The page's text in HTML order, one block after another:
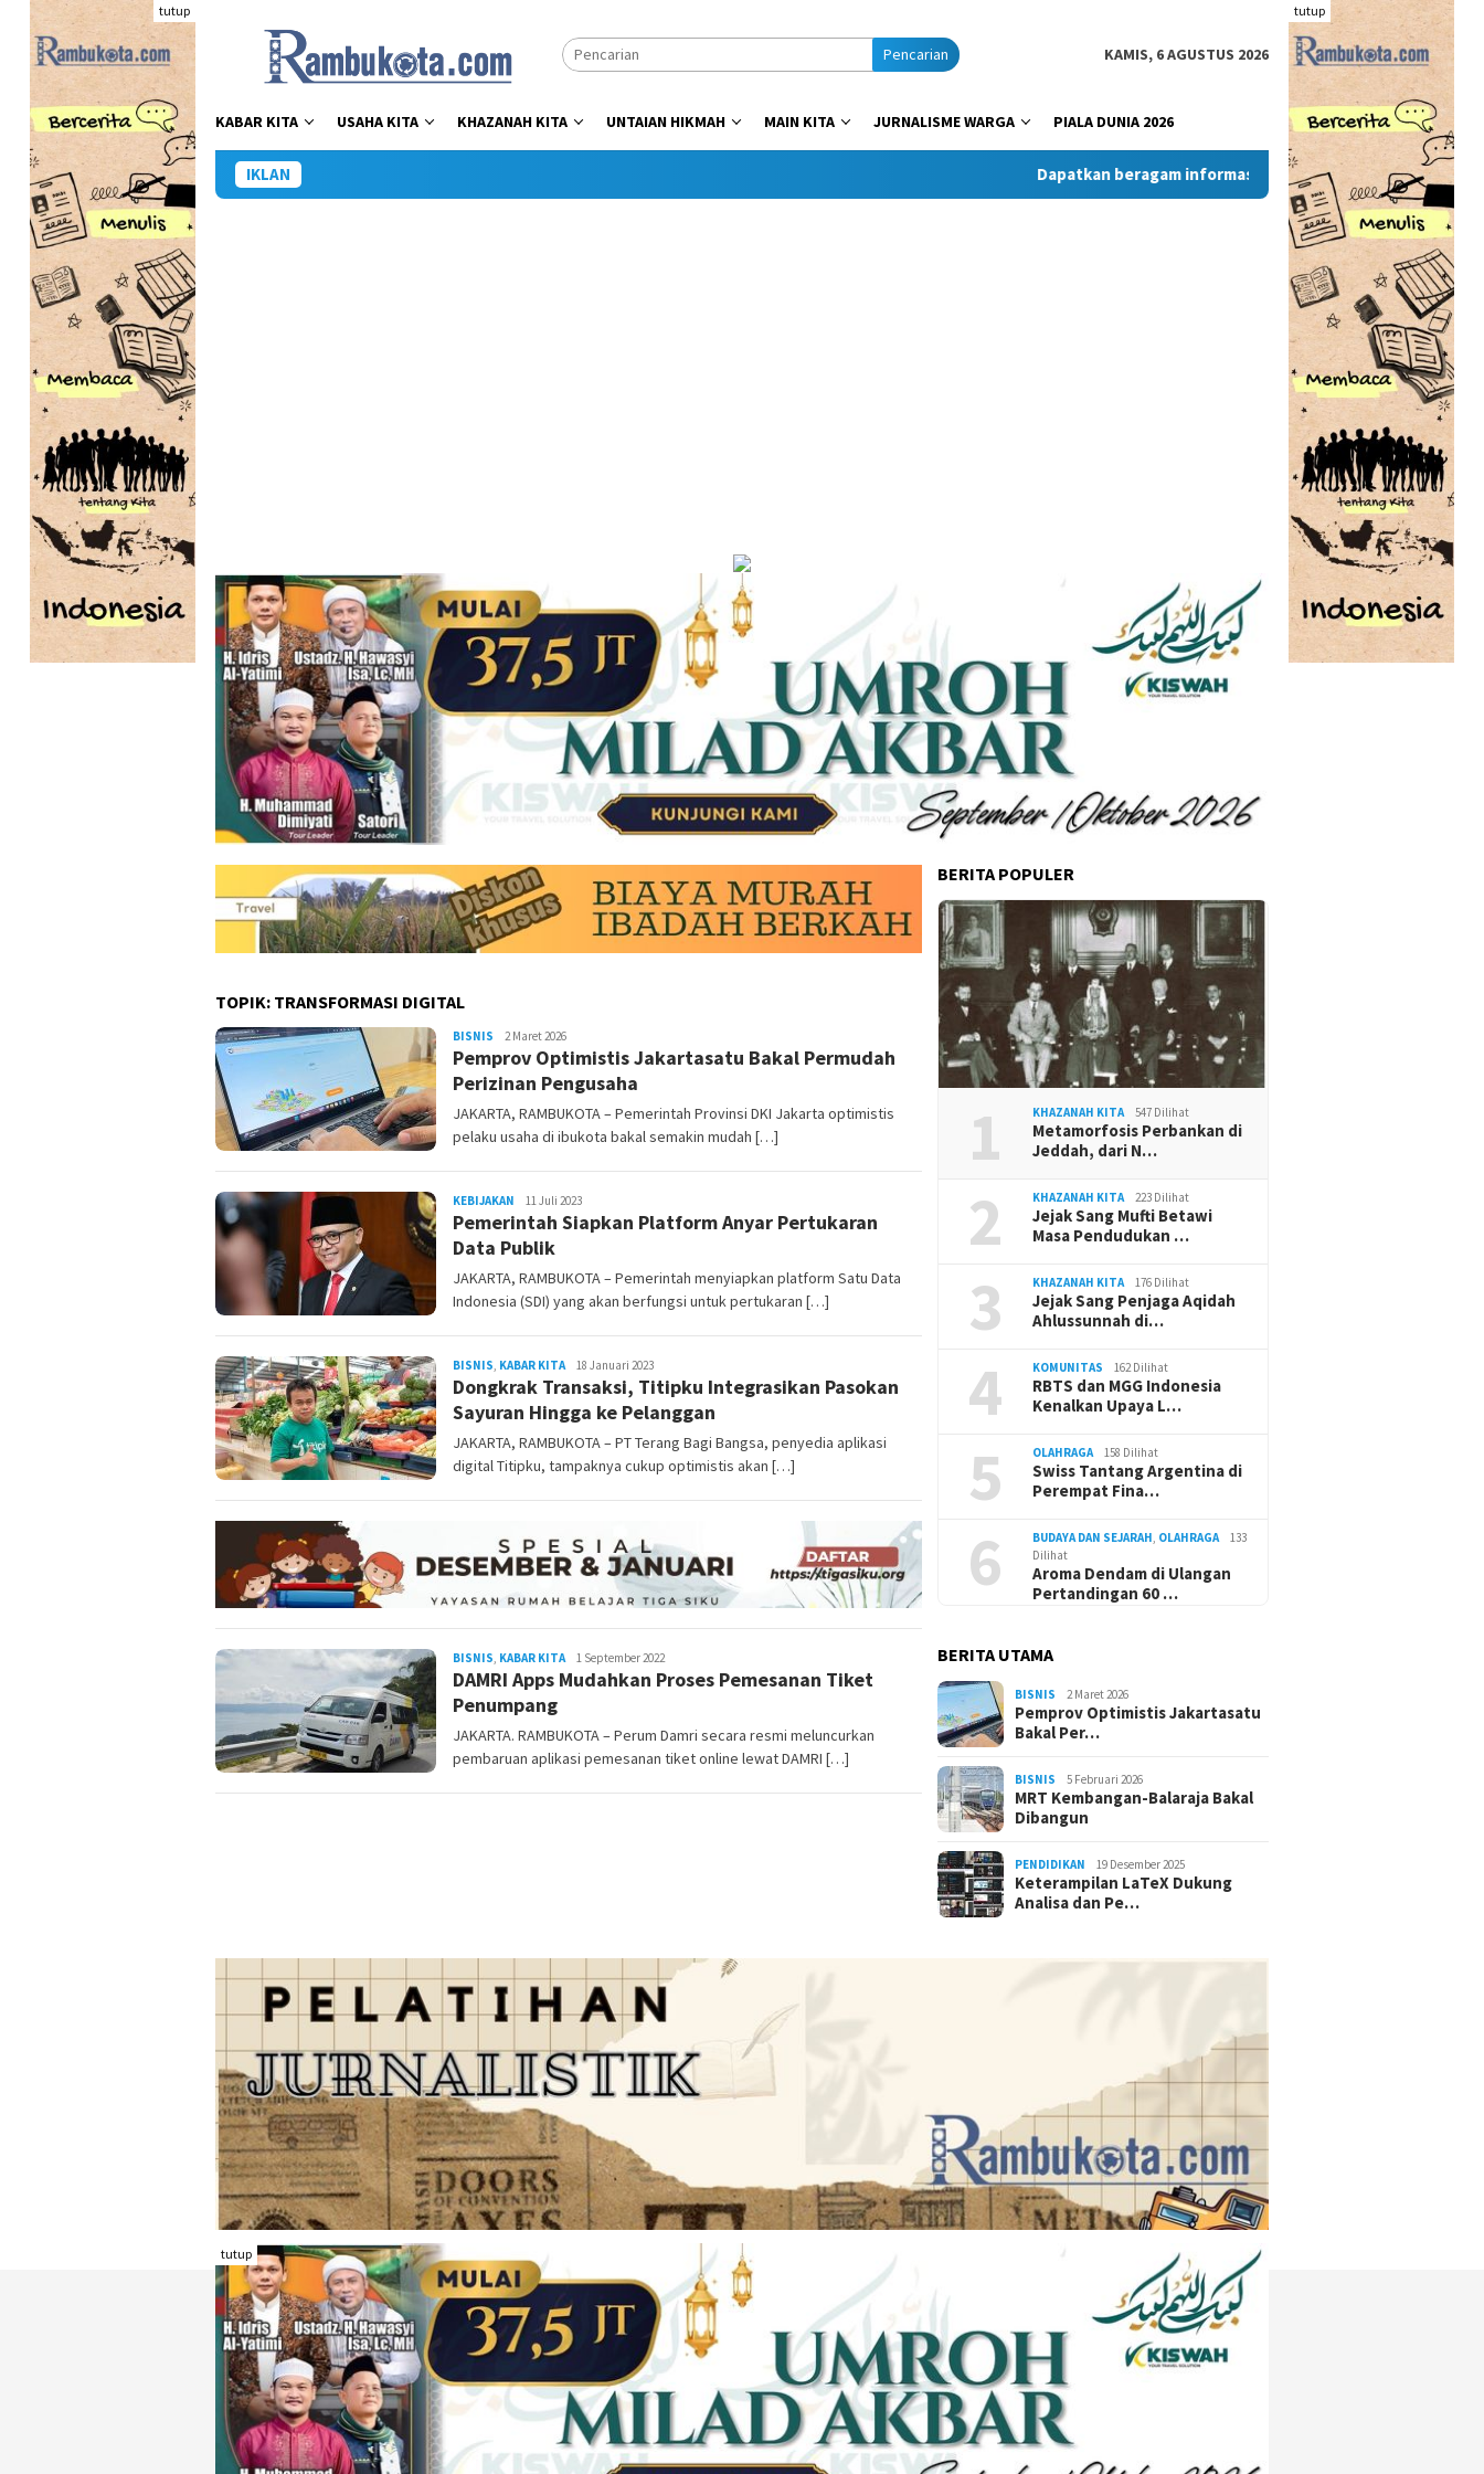
Loncat
konten
tutup tutup
Pencarian KAMIS, 6 AGUSTUS 2026
KABAR KITA USAHA KITA KHAZANAH KITA UNTAIAN HIKMAH MAIN KITA JURNALISME WARGA PIALA DUNIA 2026
IKLAN Dapatkan beragam informasi dan berita menarik dari situs
TOPIK: TRANSFORMASI DIGITAL
BISNIS REDAKSI
RAMBUKOTA
2 Maret 2026
Pemprov Optimistis Jakartasatu Bakal Permudah
Perizinan Pengusaha
JAKARTA, RAMBUKOTA – Pemerintah Provinsi DKI Jakarta optimistis
pelaku usaha di ibukota bakal semakin mudah […]
KEBIJAKAN REDAKSI
RAMBUKOTA
11 Juli 2023
Pemerintah Siapkan Platform Anyar Pertukaran
Data Publik
JAKARTA, RAMBUKOTA – Pemerintah menyiapkan platform Satu Data
Indonesia (SDI) yang akan berfungsi untuk pertukaran […]
BISNIS, KABAR KITAREDAKSI
RAMBUKOTA
18 Januari 2023
Dongkrak Transaksi, Titipku Integrasikan Pasokan
Sayuran Hingga ke Pelanggan
JAKARTA, RAMBUKOTA – PT Terang Bagi Bangsa, penyedia aplikasi
digital Titipku, tampaknya cukup optimistis akan […]
BISNIS, KABAR KITAREDAKSI
RAMBUKOTA
1 September 2022
DAMRI Apps Mudahkan Proses Pemesanan Tiket
Penumpang
JAKARTA. RAMBUKOTA – Perum Damri secara resmi meluncurkan
pembaruan aplikasi pemesanan tiket online lewat DAMRI […]
BERITA POPULER
1 KHAZANAH KITA 547 Dilihat
Metamorfosis Perbankan di
Jeddah, dari N…
2 KHAZANAH KITA 223 Dilihat
Jejak Sang Mufti Betawi
Masa Pendudukan …
3 KHAZANAH KITA 176 Dilihat
Jejak Sang Penjaga Aqidah
Ahlussunnah di…
4 KOMUNITAS 162 Dilihat
RBTS dan MGG Indonesia
Kenalkan Upaya L…
5 OLAHRAGA 158 Dilihat
Swiss Tantang Argentina di
Perempat Fina…
6 BUDAYA DAN SEJARAH OLAHRAGA
133
Dilihat
Aroma Dendam di Ulangan
Pertandingan 60 …
BERITA UTAMA
BISNIS 2 Maret 2026
Pemprov Optimistis Jakartasatu
Bakal Per…
BISNIS 5 Februari 2026
MRT Kembangan-Balaraja Bakal
Dibangun
PENDIDIKAN 19 Desember 2025
Keterampilan LaTeX Dukung
Analisa dan Pe…
TENTANG RAMBU KOTA REDAKSI
DISCLAIMER
KONTAK KAMI
FORM PENGADUAN
PEDOMAN MEDIA SIBER
KARIR
JARINGAN SOCIAL
Facebook Twitter
Instagram
Linkedin
Youtube
tutup